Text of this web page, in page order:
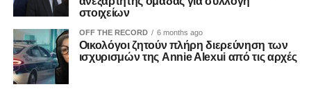
στοιχείων
OFF THE RECORD 6 months ago
Οικολόγοι ζητούν πλήρη διερεύνηση των
ισχυρισμών της Annie Alexui από τις αρχές